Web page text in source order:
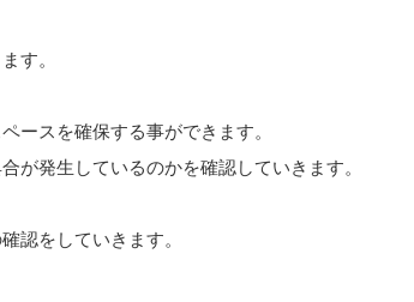
す。
ースを確保する事ができます。
が発生しているのかを確認していきます。
認をしていきます。